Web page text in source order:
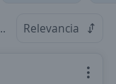
Relevancia